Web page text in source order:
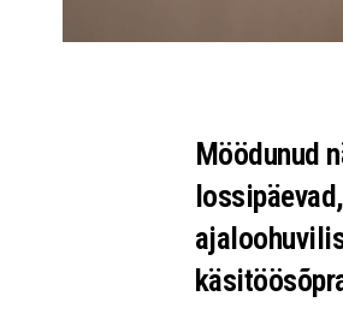
Möödunud